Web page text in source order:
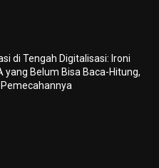
di Tengah Digitalisasi: Ironi
yang Belum Bisa Baca-Hitung,